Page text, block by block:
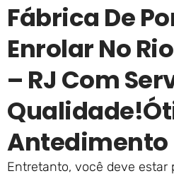
Fábrica De
Enrolar No
– RJ Com
Antedimento
Entretanto, você deve estar